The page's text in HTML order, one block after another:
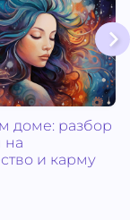
доме: разбор
на
и карму